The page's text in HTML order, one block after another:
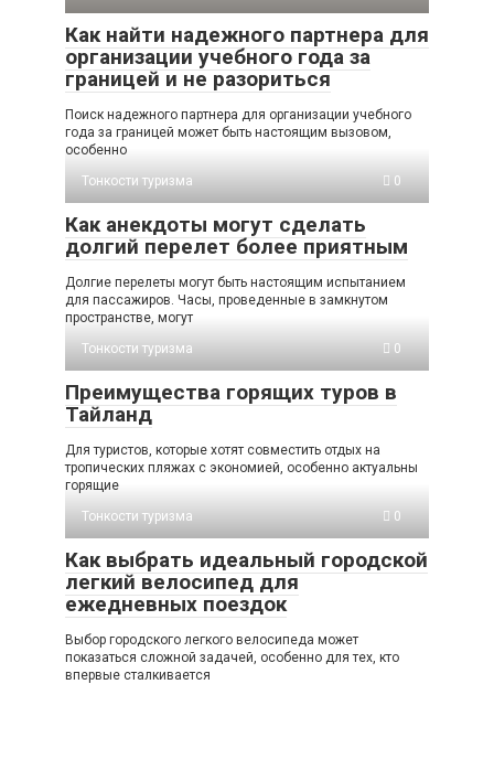
Как найти надежного партнера для
организации учебного года за
границей и не разориться
Поиск надежного партнера для организации учебного
года за границей может быть настоящим вызовом,
особенно
Тонкости туризма
0
Как анекдоты могут сделать
долгий перелет более приятным
Долгие перелеты могут быть настоящим испытанием
для пассажиров. Часы, проведенные в замкнутом
пространстве, могут
Тонкости туризма
0
Преимущества горящих туров в
Тайланд
Для туристов, которые хотят совместить отдых на
тропических пляжах с экономией, особенно актуальны
горящие
Тонкости туризма
0
Как выбрать идеальный городской
легкий велосипед для
ежедневных поездок
Выбор городского легкого велосипеда может
показаться сложной задачей, особенно для тех, кто
впервые сталкивается